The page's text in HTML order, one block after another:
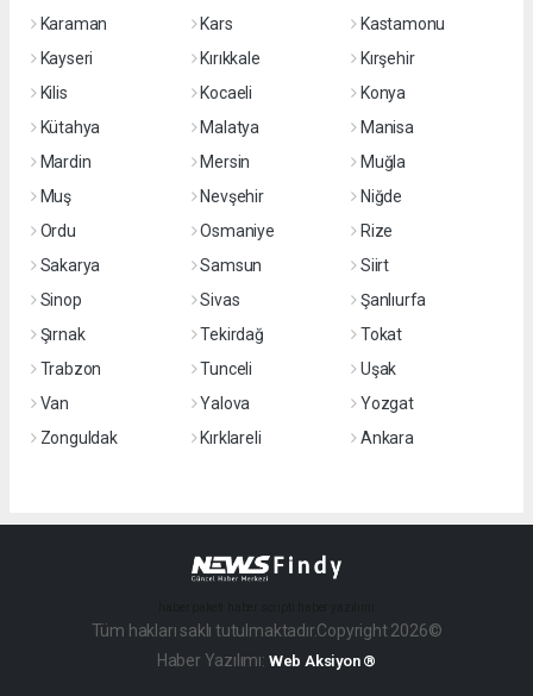
Karaman
Kars
Kastamonu
Kayseri
Kırıkkale
Kırşehir
Kilis
Kocaeli
Konya
Kütahya
Malatya
Manisa
Mardin
Mersin
Muğla
Muş
Nevşehir
Niğde
Ordu
Osmaniye
Rize
Sakarya
Samsun
Siirt
Sinop
Sivas
Şanlıurfa
Şırnak
Tekirdağ
Tokat
Trabzon
Tunceli
Uşak
Van
Yalova
Yozgat
Zonguldak
Kırklareli Ankara
Tüm hakları saklı tutulmaktadır.Copyright 2026©
Haber Yazılımı: Web Aksiyon ®